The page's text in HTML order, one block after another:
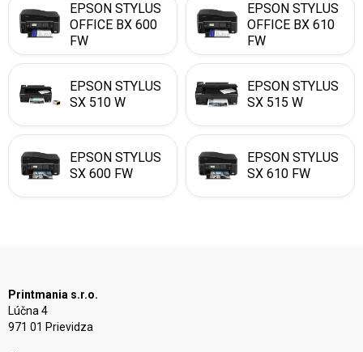
EPSON STYLUS
OFFICE BX 600
FW
EPSON STYLUS
OFFICE BX 610
FW
EPSON STYLUS
SX 510 W
EPSON STYLUS
SX 515 W
EPSON STYLUS
SX 600 FW
EPSON STYLUS
SX 610 FW
Printmania s.r.o.
Lúčna 4
971 01 Prievidza